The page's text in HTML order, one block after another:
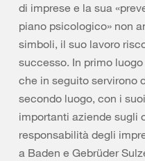
di imprese e la sua
piano psicologico» non
simboli, il suo lavoro
successo. In primo
che in seguito servirono
secondo luogo, con i
importanti aziende sugli
responsabilità degli
a Baden e Gebrüder